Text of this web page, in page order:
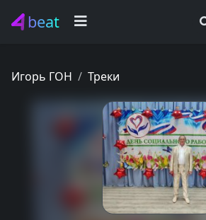
beat
Игорь ГОН Треки